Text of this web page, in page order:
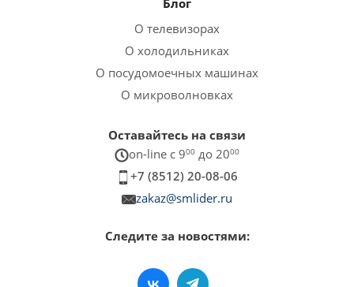
Блог
О телевизорах
О холодильниках
О посудомоечных машинах
О микроволновках
Оставайтесь на связи
on-line c 900 до 2000
+7 (8512) 20-08-06
zakaz@smlider.ru
Следите за новостями: